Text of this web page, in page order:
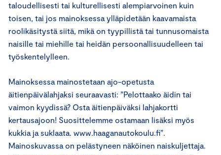
taloudellisesti tai kulturellisesti alempiarvoinen kuin
toisen, tai jos mainoksessa ylläpidetään kaavamaista
roolikäsitystä siitä, mikä on tyypillistä tai tunnusomaista
naisille tai miehille tai heidän persoonallisuudelleen tai
työskentelylleen.
Mainoksessa mainostetaan ajo-opetusta
äitienpäivälahjaksi seuraavasti: ”Pelottaako äidin tai
vaimon kyydissä? Osta äitienpäiväksi lahjakortti
kertausajoon! Suosittelemme ostamaan lisäksi myös
kukkia ja suklaata. www.haaganautokoulu.fi”.
Mainoskuvassa on pelästyneen näköinen naiskuljettaja.